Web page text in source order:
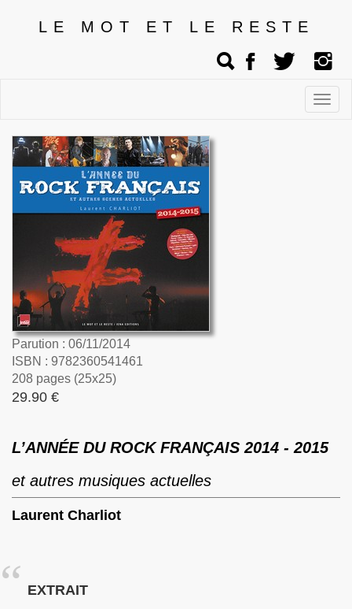
LE MOT ET LE RESTE
Parution : 06/11/2014
ISBN : 9782360541461
208 pages (25x25)
29.90 €
L’ANNÉE DU ROCK FRANÇAIS 2014 - 2015
et autres musiques actuelles
Laurent Charliot
EXTRAIT